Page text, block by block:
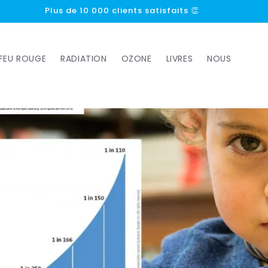
Plus de 1000 avis 5 étoiles ⭐⭐⭐⭐⭐
ROUGE RADIATION OZONE LIVRES NOUS